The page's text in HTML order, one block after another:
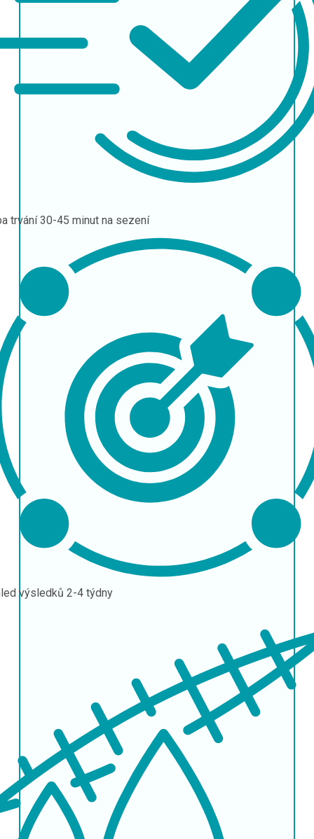
trvání30-45 minut na sezení
výsledků 2-4 týdny